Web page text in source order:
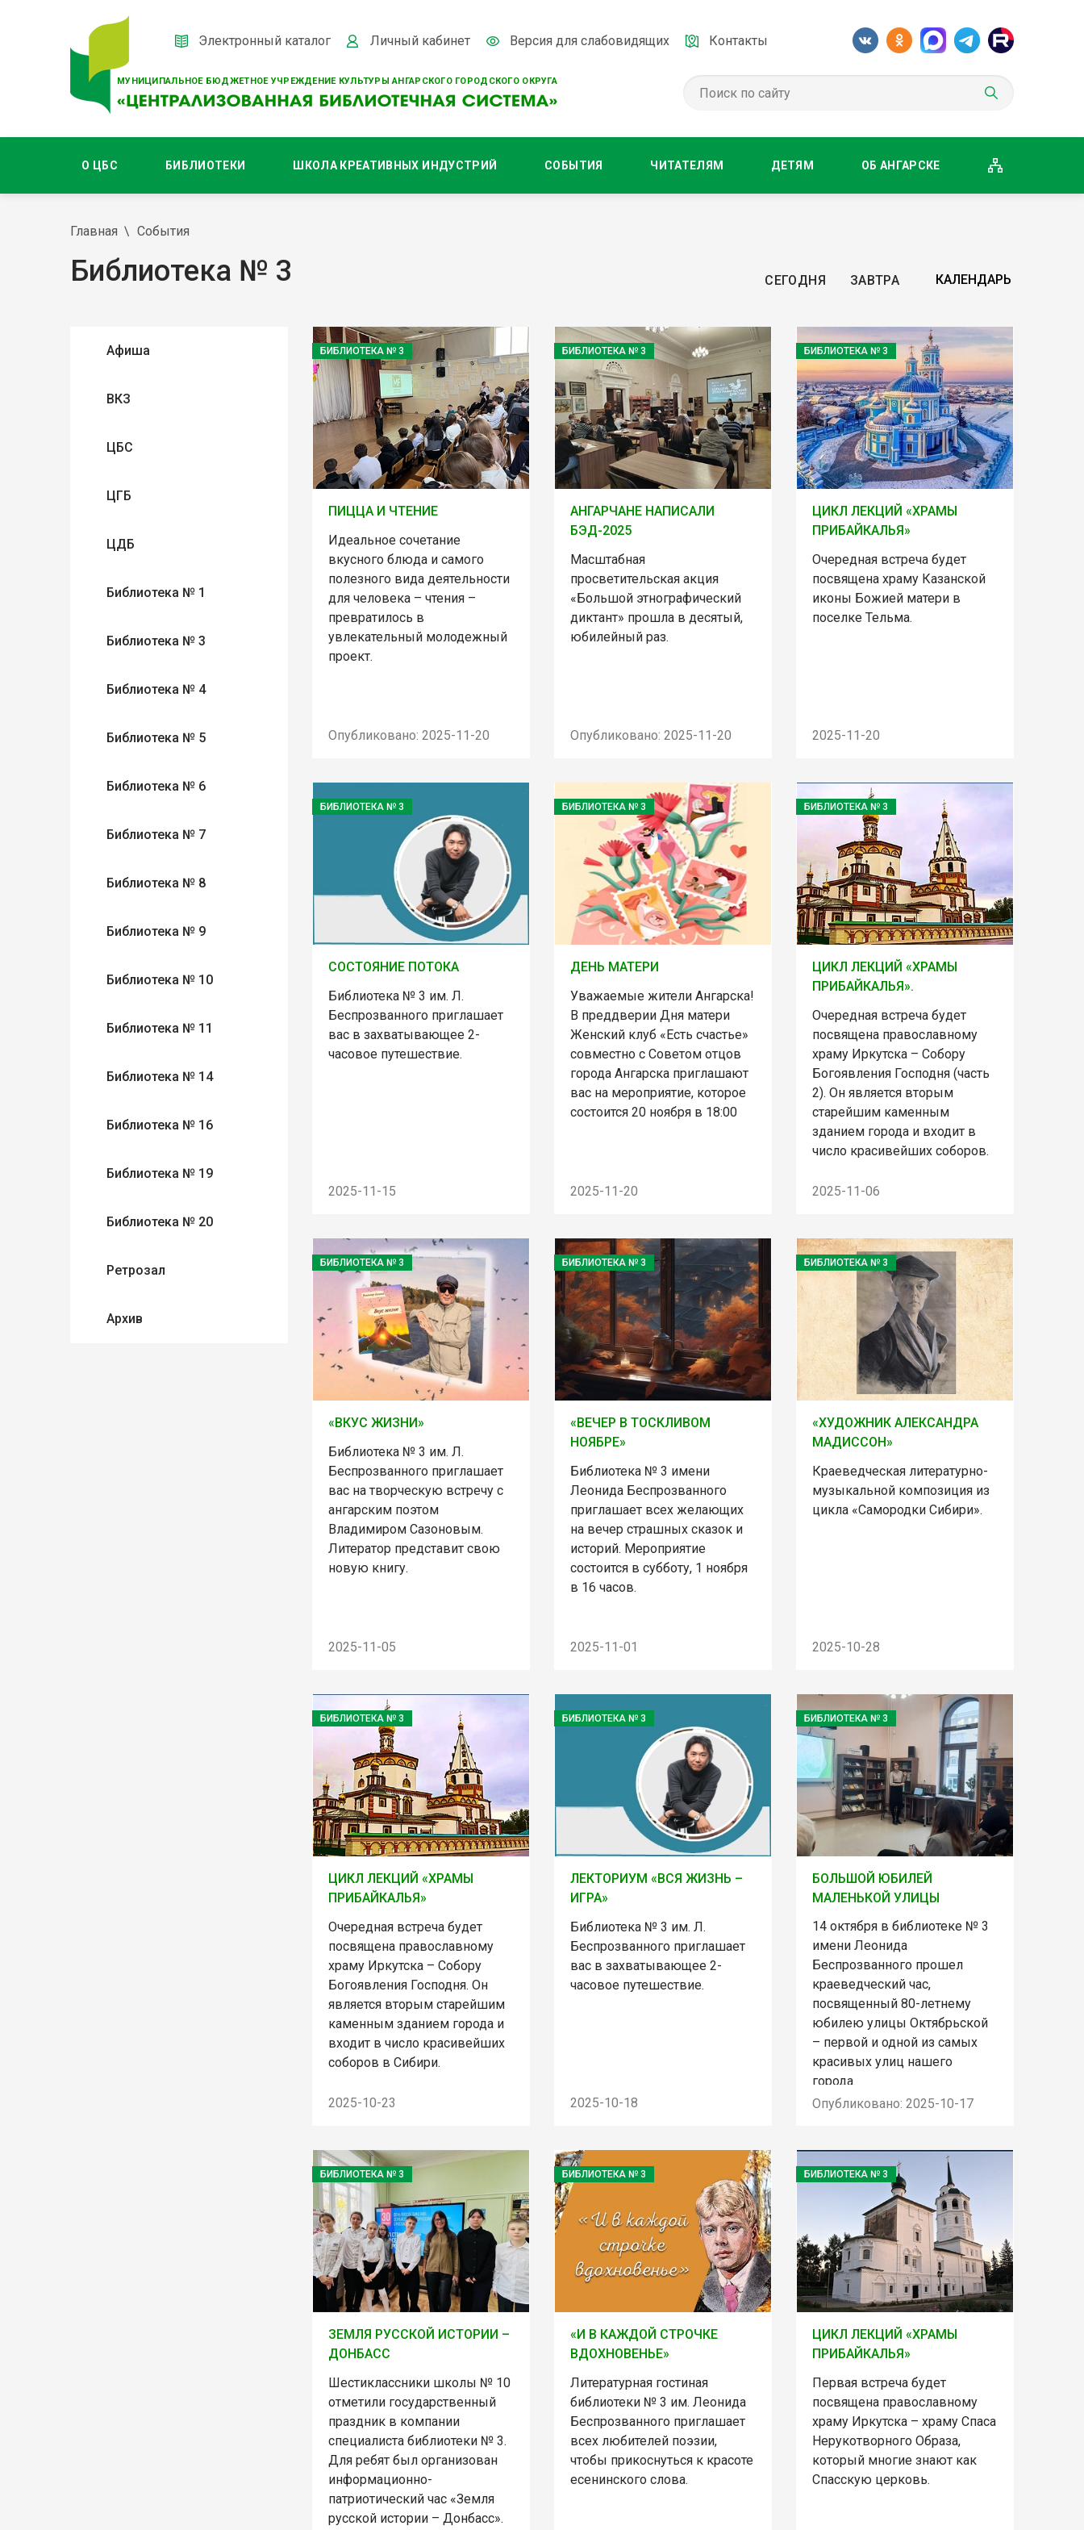
МУНИЦИПАЛЬНОЕ БЮДЖЕТНОЕ УЧРЕЖДЕНИЕ КУЛЬТУРЫ АНГАРСКОГО ГОРОДСКОГО ОКРУГА
Электронный каталог Личный кабинет Версия для слабовидящих Контакты
О ЦБС БИБЛИОТЕКИ ШКОЛА КРЕАТИВНЫХ ИНДУСТРИЙ СОБЫТИЯ ЧИТАТЕЛЯМ ДЕТЯМ ОБ АНГАРСКЕ
Главная События
Библиотека № 3 СЕГОДНЯ ЗАВТРА
Афиша
ВКЗ
ЦБС
ЦГБ
ЦДБ
Библиотека № 1
Библиотека № 3
Библиотека № 4
Библиотека № 5
Библиотека № 6
Библиотека № 7
Библиотека № 8
Библиотека № 9
Библиотека № 10
Библиотека № 11
Библиотека № 14
Библиотека № 16
Библиотека № 19
Библиотека № 20
Ретрозал
Архив
БИБЛИОТЕКА № 3
ПИЦЦА И ЧТЕНИЕ
Идеальное сочетание
вкусного блюда и самого
полезного вида деятельности
для человека – чтения –
превратилось в
увлекательный молодежный
проект.
Опубликовано: 2025-11-20
БИБЛИОТЕКА № 3
АНГАРЧАНЕ НАПИСАЛИ
БЭД-2025
Масштабная
просветительская акция
«Большой этнографический
диктант» прошла в десятый,
юбилейный раз.
Опубликовано: 2025-11-20
БИБЛИОТЕКА № 3
ЦИКЛ ЛЕКЦИЙ «ХРАМЫ
ПРИБАЙКАЛЬЯ»
Очередная встреча будет
посвящена храму Казанской
иконы Божией матери в
поселке Тельма.
2025-11-20
БИБЛИОТЕКА № 3
СОСТОЯНИЕ ПОТОКА
Библиотека № 3 им. Л.
Беспрозванного приглашает
вас в захватывающее 2-
часовое путешествие.
2025-11-15
БИБЛИОТЕКА № 3
ДЕНЬ МАТЕРИ
Уважаемые жители Ангарска!
В преддверии Дня матери
Женский клуб «Есть счастье»
совместно с Советом отцов
города Ангарска приглашают
вас на мероприятие, которое
состоится 20 ноября в 18:00
2025-11-20
БИБЛИОТЕКА № 3
ЦИКЛ ЛЕКЦИЙ «ХРАМЫ
ПРИБАЙКАЛЬЯ».
Очередная встреча будет
посвящена православному
храму Иркутска – Собору
Богоявления Господня (часть
2). Он является вторым
старейшим каменным
зданием города и входит в
число красивейших соборов.
2025-11-06
БИБЛИОТЕКА № 3
«ВКУС ЖИЗНИ»
Библиотека № 3 им. Л.
Беспрозванного приглашает
вас на творческую встречу с
ангарским поэтом
Владимиром Сазоновым.
Литератор представит свою
новую книгу.
2025-11-05
БИБЛИОТЕКА № 3
«ВЕЧЕР В ТОСКЛИВОМ
НОЯБРЕ»
Библиотека № 3 имени
Леонида Беспрозванного
приглашает всех желающих
на вечер страшных сказок и
историй. Мероприятие
состоится в субботу, 1 ноября
в 16 часов.
2025-11-01
БИБЛИОТЕКА № 3
«ХУДОЖНИК АЛЕКСАНДРА
МАДИССОН»
Краеведческая литературно-
музыкальной композиция из
цикла «Самородки Сибири».
2025-10-28
БИБЛИОТЕКА № 3
ЦИКЛ ЛЕКЦИЙ «ХРАМЫ
ПРИБАЙКАЛЬЯ»
Очередная встреча будет
посвящена православному
храму Иркутска – Собору
Богоявления Господня. Он
является вторым старейшим
каменным зданием города и
входит в число красивейших
соборов в Сибири.
2025-10-23
БИБЛИОТЕКА № 3
ЛЕКТОРИУМ «ВСЯ ЖИЗНЬ –
ИГРА»
Библиотека № 3 им. Л.
Беспрозванного приглашает
вас в захватывающее 2-
часовое путешествие.
2025-10-18
БИБЛИОТЕКА № 3
БОЛЬШОЙ ЮБИЛЕЙ
МАЛЕНЬКОЙ УЛИЦЫ
14 октября в библиотеке № 3
имени Леонида
Беспрозванного прошел
краеведческий час,
посвященный 80-летнему
юбилею улицы Октябрьской
– первой и одной из самых
красивых улиц нашего
города.
Опубликовано: 2025-10-17
БИБЛИОТЕКА № 3
ЗЕМЛЯ РУССКОЙ ИСТОРИИ –
ДОНБАСС
Шестиклассники школы № 10
отметили государственный
праздник в компании
специалиста библиотеки № 3.
Для ребят был организован
информационно-
патриотический час «Земля
русской истории – Донбасс».
БИБЛИОТЕКА № 3
«И В КАЖДОЙ СТРОЧКЕ
ВДОХНОВЕНЬЕ»
Литературная гостиная
библиотеки № 3 им. Леонида
Беспрозванного приглашает
всех любителей поэзии,
чтобы прикоснуться к красоте
есенинского слова.
БИБЛИОТЕКА № 3
ЦИКЛ ЛЕКЦИЙ «ХРАМЫ
ПРИБАЙКАЛЬЯ»
Первая встреча будет
посвящена православному
храму Иркутска – храму Спаса
Нерукотворного Образа,
который многие знают как
Спасскую церковь.